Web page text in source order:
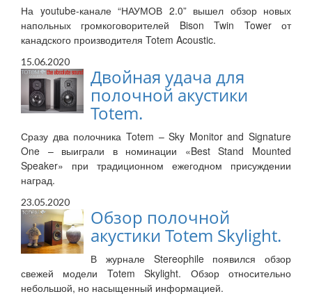
На youtube-канале “НАУМОВ 2.0” вышел обзор новых
напольных громкоговорителей Bison Twin Tower от
канадского производителя Totem Acoustic.
15.06.2020
Двойная удача для
полочной акустики
Totem.
Сразу два полочника Totem – Sky Monitor and Signature
One – выиграли в номинации «Best Stand Mounted
Speaker» при традиционном ежегодном присуждении
наград.
23.05.2020
Обзор полочной
акустики Totem Skylight.
В журнале Stereophile появился обзор
свежей модели Totem Skylight. Обзор относительно
небольшой, но насыщенный информацией.